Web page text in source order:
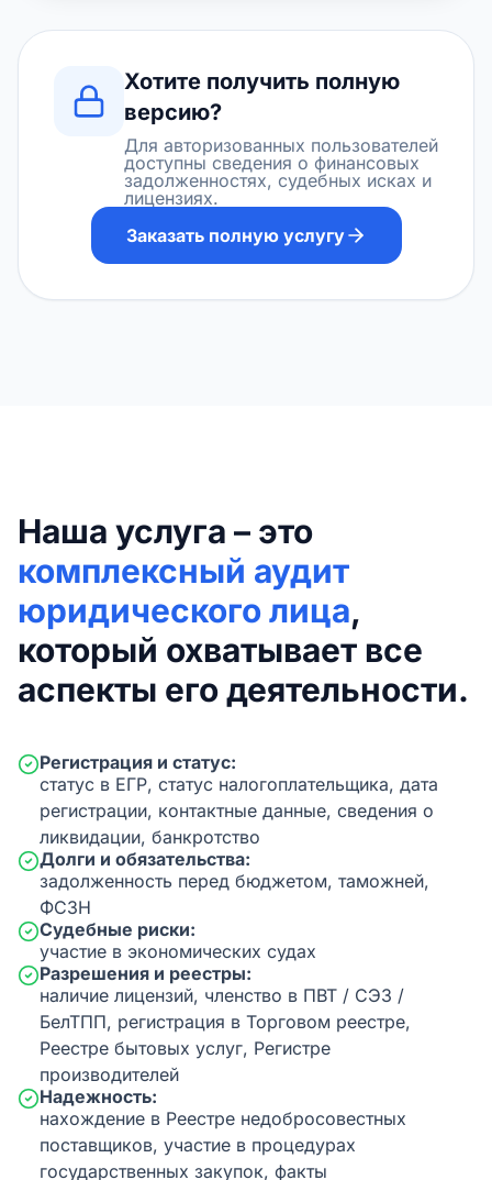
Хотите получить полную
версию?
Для авторизованных пользователей
доступны сведения о финансовых
задолженностях, судебных исках и
лицензиях.
Заказать полную услугу
Наша услуга – это
комплексный аудит
юридического лица,
который охватывает все
аспекты его деятельности.
Регистрация и статус:
статус в ЕГР, статус налогоплательщика, дата
регистрации, контактные данные, сведения о
ликвидации, банкротство
Долги и обязательства:
задолженность перед бюджетом, таможней,
ФСЗН
Судебные риски:
участие в экономических судах
Разрешения и реестры:
наличие лицензий, членство в ПВТ / СЭЗ /
БелТПП, регистрация в Торговом реестре,
Реестре бытовых услуг, Регистре
производителей
Надежность:
нахождение в Реестре недобросовестных
поставщиков, участие в процедурах
государственных закупок, факты